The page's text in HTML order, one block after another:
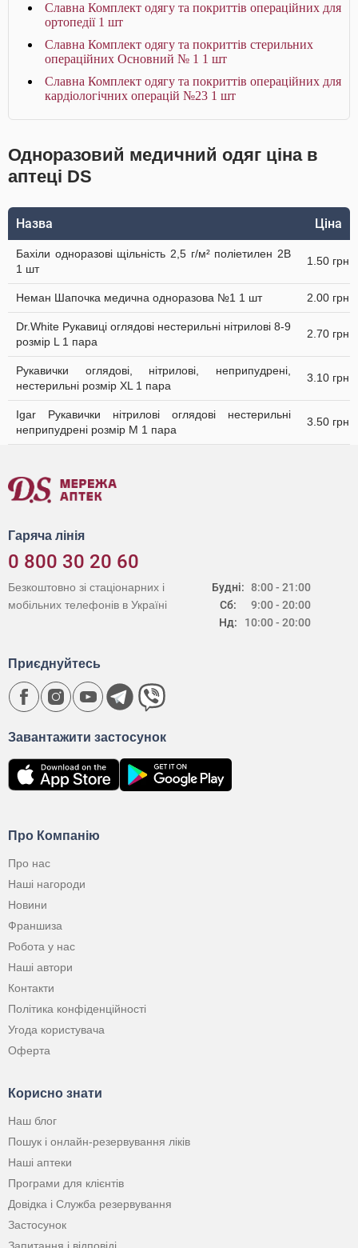
Славна Комплект одягу та покриттів операційних для
ортопедії 1 шт
Славна Комплект одягу та покриттів стерильних
операційних Основний № 1 1 шт
Славна Комплект одягу та покриттів операційних для
кардіологічних операцій №23 1 шт
Одноразовий медичний одяг ціна в
аптеці DS
Назва Ціна
Бахіли одноразові щільність 2,5 г/м² поліетилен 2В
1 шт
1.50 грн
Неман Шапочка медична одноразова №1 1 шт 2.00 грн
Dr.White Рукавиці оглядові нестерильні нітрилові 8-9
розмір L 1 пара
2.70 грн
Рукавички оглядові, нітрилові, неприпудрені,
нестерильні розмір XL 1 пара
3.10 грн
Igar Рукавички нітрилові оглядові нестерильні
неприпудрені розмір M 1 пара
3.50 грн
Гаряча лінія
0 800 30 20 60
Будні:
Сб:
Нд:
8:00 - 21:00
9:00 - 20:00
10:00 - 20:00
Безкоштовно зі стаціонарних і
мобільних телефонів в Україні
Про Компанію
Про нас
Наші нагороди
Новини
Франшиза
Робота у нас
Наші автори
Контакти
Політика конфіденційності
Угода користувача
Оферта
Корисно знати
Наш блог
Пошук і онлайн-резервування ліків
Наші аптеки
Програми для клієнтів
Довідка і Служба резервування
Застосунок
Завантажити застосунок
Приєднуйтесь